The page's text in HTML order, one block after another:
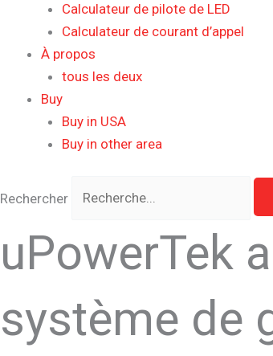
Calculateur de pilote de LED
Calculateur de courant d’appel
À propos
tous les deux
Buy
Buy in USA
Buy in other area
Rechercher
uPowerTek
système de